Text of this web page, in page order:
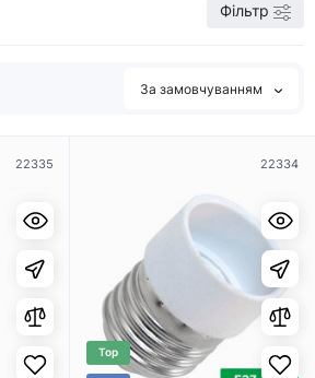
Фільтр
За замовчуванням
22335 22334
Top